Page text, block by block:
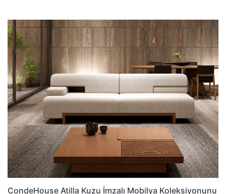
CondeHouse Atilla Kuzu İmzalı Mobilya Koleksiyonunu